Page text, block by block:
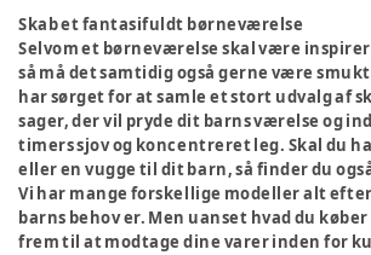
Skab et fantasifuldt børneværelse
Selvom et børneværelse skal være
så må det samtidig også gerne være
har sørget for at samle et stort udvalg af
sager, der vil pryde dit barns værelse og
timers sjov og koncentreret leg. Skal du
eller en vugge til dit barn, så finder du
Vi har mange forskellige modeller alt
barns behov er. Men uanset hvad du køber
frem til at modtage dine varer inden for